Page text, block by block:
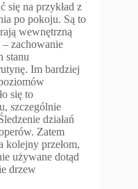
się na przykład z
po pokoju. Są to
wewnętrzną
zachowanie
stanu
Im bardziej
się to
szczególnie
działań
Zatem
kolejny przełom,
używane dotąd
drzew